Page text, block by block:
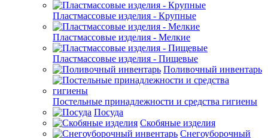
Пластмассовые изделия - Крупные
Пластмассовые изделия - Мелкие
Пластмассовые изделия - Пищевые
Поливочный инвентарь
Постельные принадлежности и средства гигиены
Посуда
Скобяные изделия
Снегоуборочный